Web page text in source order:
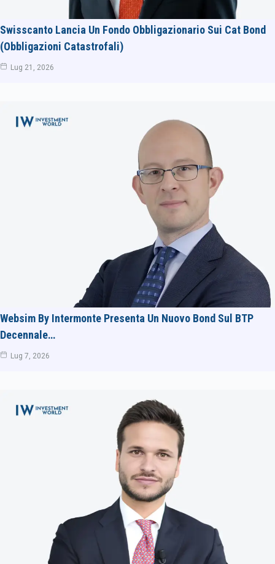
Swisscanto Lancia Un Fondo Obbligazionario Sui Cat Bond
(obbligazioni Catastrofali)
Lug 21, 2026
Websim By Intermonte Presenta Un Nuovo Bond Sul BTP
Decennale…
Lug 7, 2026